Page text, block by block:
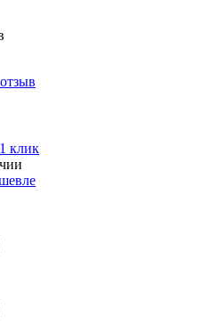
клик